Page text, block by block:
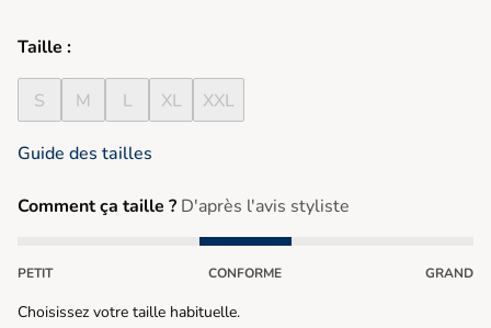
Taille :
S M L XL XXL
Guide des tailles
Comment ça taille ? D'après l'avis styliste
PETIT CONFORME GRAND
Choisissez votre taille habituelle.